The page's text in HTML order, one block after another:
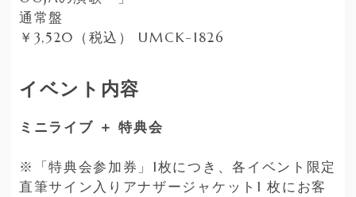
通常盤
￥3,520（税込） UMCK-1826
イベント内容
ミニライブ ＋ 特典会
※「特典会参加券」1枚につき、各イベント限定
直筆サイン⼊りアナザージャケット1 枚にお客